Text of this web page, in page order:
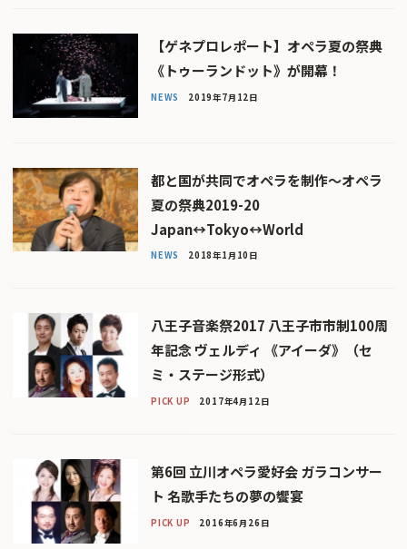
【ゲネプロレポート】オペラ夏の祭典
《トゥーランドット》が開幕！
NEWS 2019年7月12日
都と国が共同でオペラを制作〜オペラ
夏の祭典2019-20
Japan↔Tokyo↔World
NEWS 2018年1月10日
八王子音楽祭2017 八王子市市制100周
年記念 ヴェルディ 《アイーダ》（セ
ミ・ステージ形式）
PICK UP 2017年4月12日
第6回 立川オペラ愛好会 ガラコンサー
ト 名歌手たちの夢の饗宴
PICK UP 2016年6月26日